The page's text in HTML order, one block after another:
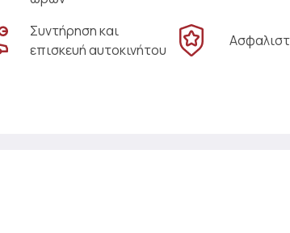
Συντήρηση και
επισκευή αυτοκινήτου